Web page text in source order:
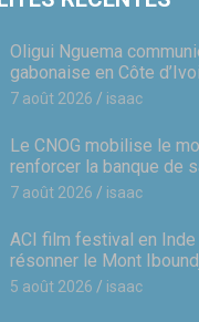
Oligui Nguema
gabonaise en Côte
7 août 2026 isaac
Le CNOG mobilise le
renforcer la banque de
7 août 2026 isaac
ACI film festival en Inde
résonner le Mont
5 août 2026 isaac